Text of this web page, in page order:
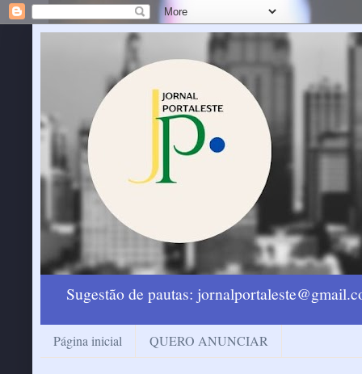
Sugestão de pautas:
Página inicial QUERO ANUNCIAR